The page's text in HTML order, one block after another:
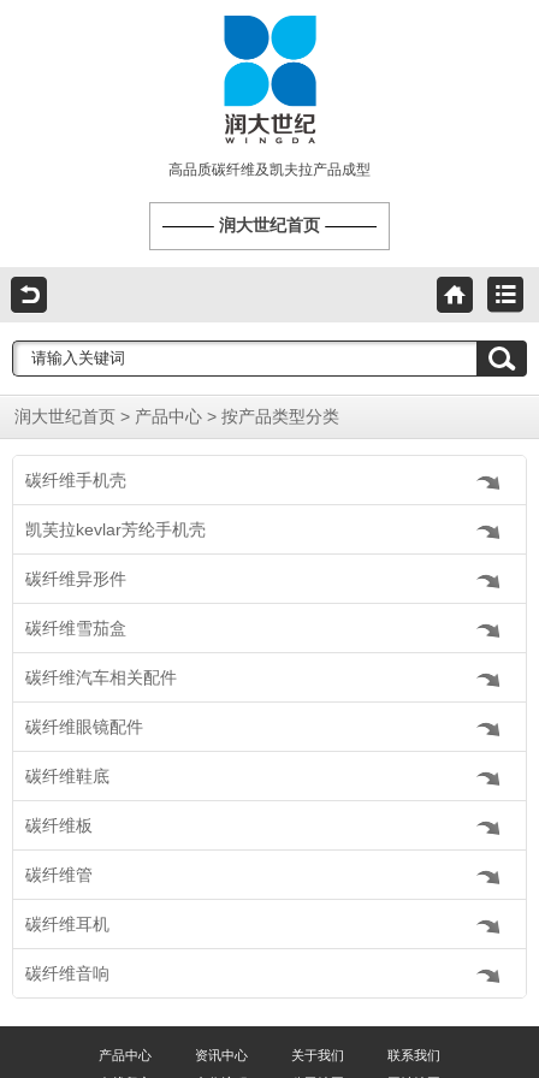
高品质碳纤维及凯夫拉产品成型
润大世纪首页
润大世纪首页 > 产品中心 > 按产品类型分类
碳纤维手机壳
凯芙拉kevlar芳纶手机壳
碳纤维异形件
碳纤维雪茄盒
碳纤维汽车相关配件
碳纤维眼镜配件
碳纤维鞋底
碳纤维板
碳纤维管
碳纤维耳机
碳纤维音响
产品中心 资讯中心 关于我们
联系我们